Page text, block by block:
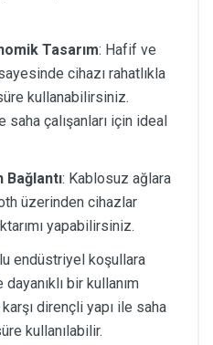
Tasarım: Hafif ve
cihazı rahatlıkla
kullanabilirsiniz.
saha çalışanları için ideal
: Kablosuz ağlara
üzerinden cihazlar
yapabilirsiniz.
endüstriyel koşullara
dayanıklı bir kullanım
dirençli yapı ile saha
kullanılabilir.